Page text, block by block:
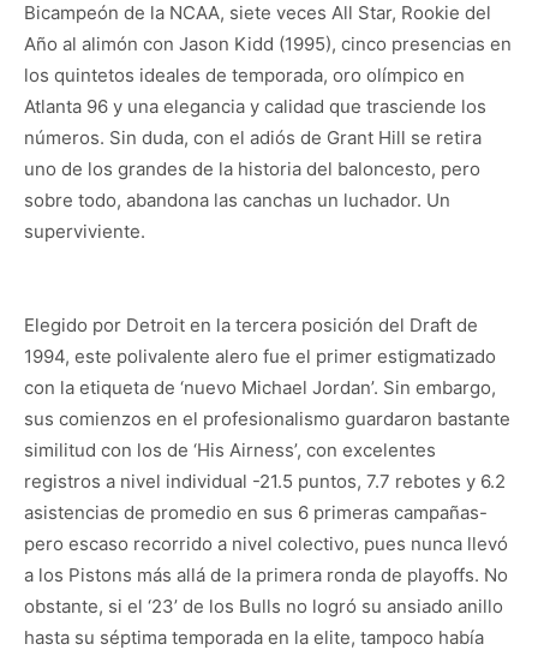
Bicampeón de la NCAA, siete veces All Star, Rookie del
Año al alimón con Jason Kidd (1995), cinco presencias en
los quintetos ideales de temporada, oro olímpico en
Atlanta 96 y una elegancia y calidad que trasciende los
números. Sin duda, con el adiós de Grant Hill se retira
uno de los grandes de la historia del baloncesto, pero
sobre todo, abandona las canchas un luchador. Un
superviviente.
Elegido por Detroit en la tercera posición del Draft de
1994, este polivalente alero fue el primer estigmatizado
con la etiqueta de ‘nuevo Michael Jordan’. Sin embargo,
sus comienzos en el profesionalismo guardaron bastante
similitud con los de ‘His Airness’, con excelentes
registros a nivel individual -21.5 puntos, 7.7 rebotes y 6.2
asistencias de promedio en sus 6 primeras campañas-
pero escaso recorrido a nivel colectivo, pues nunca llevó
a los Pistons más allá de la primera ronda de playoffs. No
obstante, si el ‘23’ de los Bulls no logró su ansiado anillo
hasta su séptima temporada en la elite, tampoco había